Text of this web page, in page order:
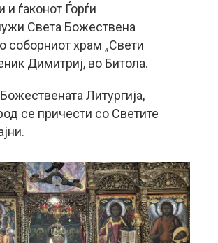
и ѓаконот Ѓорѓи
Света Божествена
соборниот храм „Свети
Димитриј, во Битола.
Литургија,
се причести со Светите